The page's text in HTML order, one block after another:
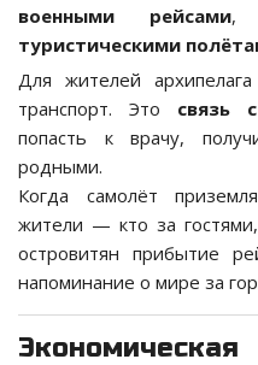
военными рейсами,
туристическими
Для жителей
транспорт. Это связь
попасть к врачу,
родными.
Когда самолёт
жители — кто за
островитян прибытие
напоминание о мире за